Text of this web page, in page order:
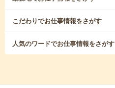
こだわりでお仕事情報をさがす
人気のワードでお仕事情報をさがす